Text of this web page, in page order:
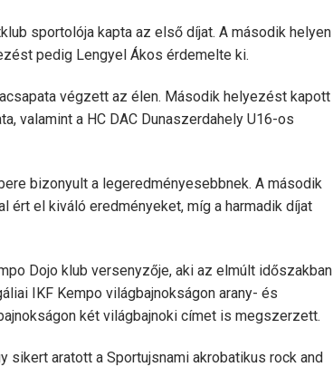
sportolója kapta az első díjat. A második helyen
pedig Lengyel Ákos érdemelte ki.
végzett az élen. Második helyezést kapott
valamint a HC DAC Dunaszerdahely U16-os
bizonyult a legeredményesebbnek. A második
ért el kiváló eredményeket, míg a harmadik díjat
Dojo klub versenyzője, aki az elmúlt időszakban
IKF Kempo világbajnokságon arany- és
két világbajnoki címet is megszerzett.
aratott a Sportujsnami akrobatikus rock and